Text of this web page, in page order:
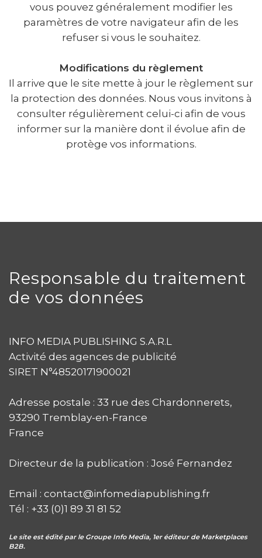
vous pouvez généralement modifier les
paramètres de votre navigateur afin de les
refuser si vous le souhaitez.
Modifications du règlement
Il arrive que le site mette à jour le règlement sur
la protection des données. Nous vous invitons à
consulter régulièrement celui-ci afin de vous
informer sur la manière dont il évolue afin de
protège vos informations.
Responsable du traitement
de vos données
INFO MEDIA PUBLISHING S.A.R.L
Activité des agences de publicité
SIRET N°48520171900021
Adresse postale : 33 rue des Chardonnerets,
93290 Tremblay-en-France
France
Directeur de la publication : José Fernandez
Email : contact@infomediapublishing.fr
Tél : +33 (0)1 89 31 81 52
Le site est édité par le Groupe Info Media, 1er éditeur de Marketplaces
B2B.